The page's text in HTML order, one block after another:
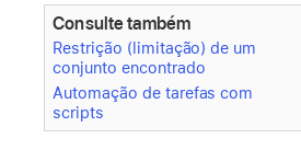
Consulte também
Restrição (limitação) de um
conjunto encontrado
Automação de tarefas com
scripts